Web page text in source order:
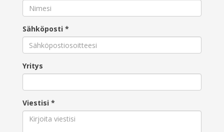
Sähköposti *
Yritys
Viestisi *